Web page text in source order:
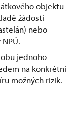
objektu
žádosti
nebo
jednoho
na konkrétní
možných rizik.